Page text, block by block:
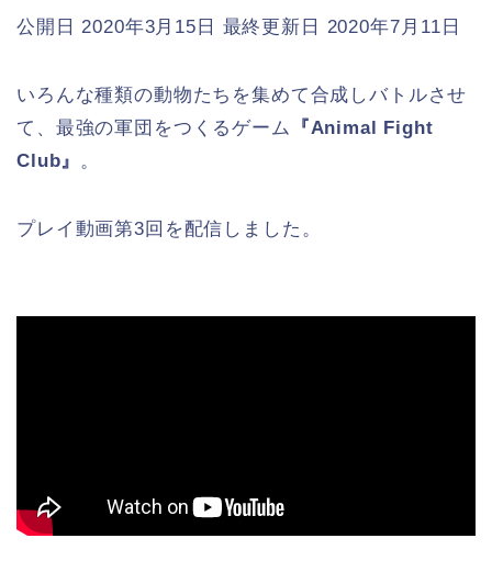
公開日 2020年3月15日 最終更新日 2020年7月11日
いろんな種類の動物たちを集めて合成しバトルさせ
て、最強の軍団をつくるゲーム 『Animal Fight
Club』 。
プレイ動画第3回を配信しました。